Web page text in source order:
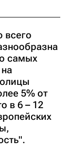
всего
самых
5% от
в 6 – 12